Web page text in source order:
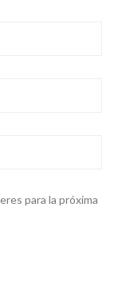
para la próxima